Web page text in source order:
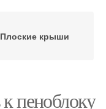
Плоские крыши
пеноблоку